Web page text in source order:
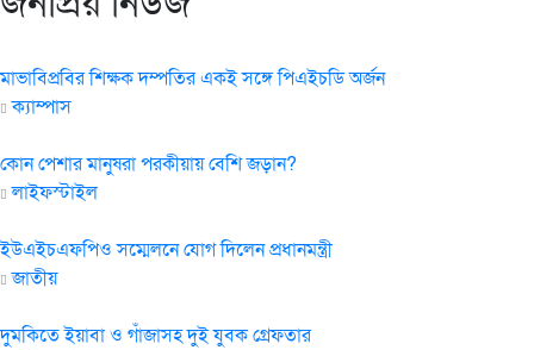
মাভাবিপ্রবির শিক্ষক দম্পতির একই সঙ্গে পিএইচডি অর্জন
ক্যাম্পাস
কোন পেশার মানুষরা পরকীয়ায় বেশি জড়ান?
লাইফস্টাইল
ইউএইচএফপিও সম্মেলনে যোগ দিলেন প্রধানমন্ত্রী
জাতীয়
দুমকিতে ইয়াবা ও গাঁজাসহ দুই যুবক গ্রেফতার